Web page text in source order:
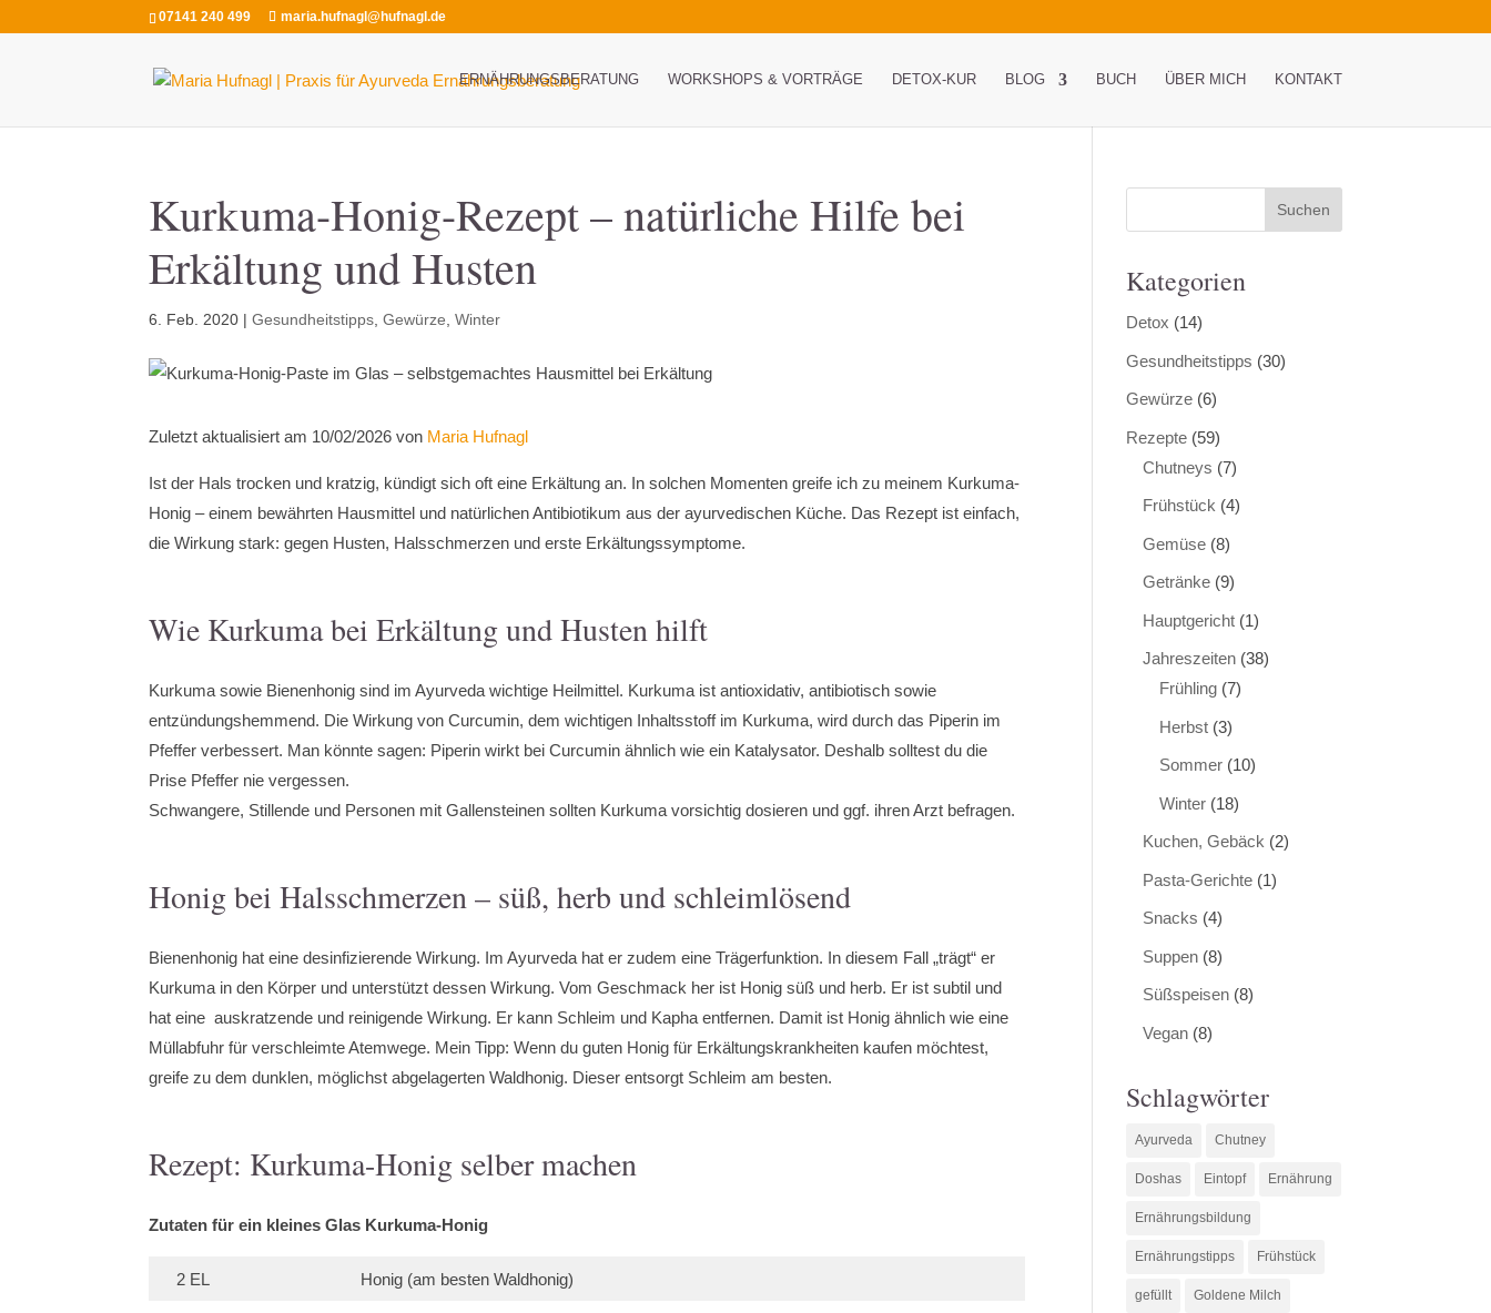
07141 240 499 maria.hufnagl@hufnagl.de
ERNÄHRUNGSBERATUNG WORKSHOPS & VORTRÄGE DETOX-KUR BLOG BUCH ÜBER MICH KONTAKT
Kurkuma-Honig-Rezept – natürliche Hilfe bei
Erkältung und Husten
6. Feb. 2020 |Gesundheitstipps ,Gewürze ,Winter
Zuletzt aktualisiert am 10/02/2026 von Maria Hufnagl
Ist der Hals trocken und kratzig, kündigt sich oft eine Erkältung an. In solchen Momenten greife ich zu meinem Kurkuma-
Honig – einem bewährten Hausmittel und natürlichen Antibiotikum aus der ayurvedischen Küche. Das Rezept ist einfach,
die Wirkung stark: gegen Husten, Halsschmerzen und erste Erkältungssymptome.
Wie Kurkuma bei Erkältung und Husten hilft
Kurkuma sowie Bienenhonig sind im Ayurveda wichtige Heilmittel. Kurkuma ist antioxidativ, antibiotisch sowie
entzündungshemmend. Die Wirkung von Curcumin, dem wichtigen Inhaltsstoff im Kurkuma, wird durch das Piperin im
Pfeffer verbessert. Man könnte sagen: Piperin wirkt bei Curcumin ähnlich wie ein Katalysator. Deshalb solltest du die
Prise Pfeffer nie vergessen.
Schwangere, Stillende und Personen mit Gallensteinen sollten Kurkuma vorsichtig dosieren und ggf. ihren Arzt befragen.
Honig bei Halsschmerzen – süß, herb und schleimlösend
Bienenhonig hat eine desinfizierende Wirkung. Im Ayurveda hat er zudem eine Trägerfunktion. In diesem Fall „trägt“ er
Kurkuma in den Körper und unterstützt dessen Wirkung. Vom Geschmack her ist Honig süß und herb. Er ist subtil und
hat eine auskratzende und reinigende Wirkung. Er kann Schleim und Kapha entfernen. Damit ist Honig ähnlich wie eine
Müllabfuhr für verschleimte Atemwege. Mein Tipp: Wenn du guten Honig für Erkältungskrankheiten kaufen möchtest,
greife zu dem dunklen, möglichst abgelagerten Waldhonig. Dieser entsorgt Schleim am besten.
Rezept: Kurkuma-Honig selber machen
Zutaten für ein kleines Glas Kurkuma-Honig
2 EL Honig (am besten Waldhonig)
Kategorien
Detox (14)
Gesundheitstipps (30)
Gewürze (6)
Rezepte (59)
Chutneys (7)
Frühstück (4)
Gemüse (8)
Getränke (9)
Hauptgericht (1)
Jahreszeiten (38)
Frühling (7)
Herbst (3)
Sommer (10)
Winter (18)
Kuchen, Gebäck (2)
Pasta-Gerichte (1)
Snacks (4)
Suppen (8)
Süßspeisen (8)
Vegan (8)
Schlagwörter
Ayurveda Chutney
Doshas Eintopf Ernährung
Ernährungsbildung
Ernährungstipps Frühstück
gefüllt Goldene Milch